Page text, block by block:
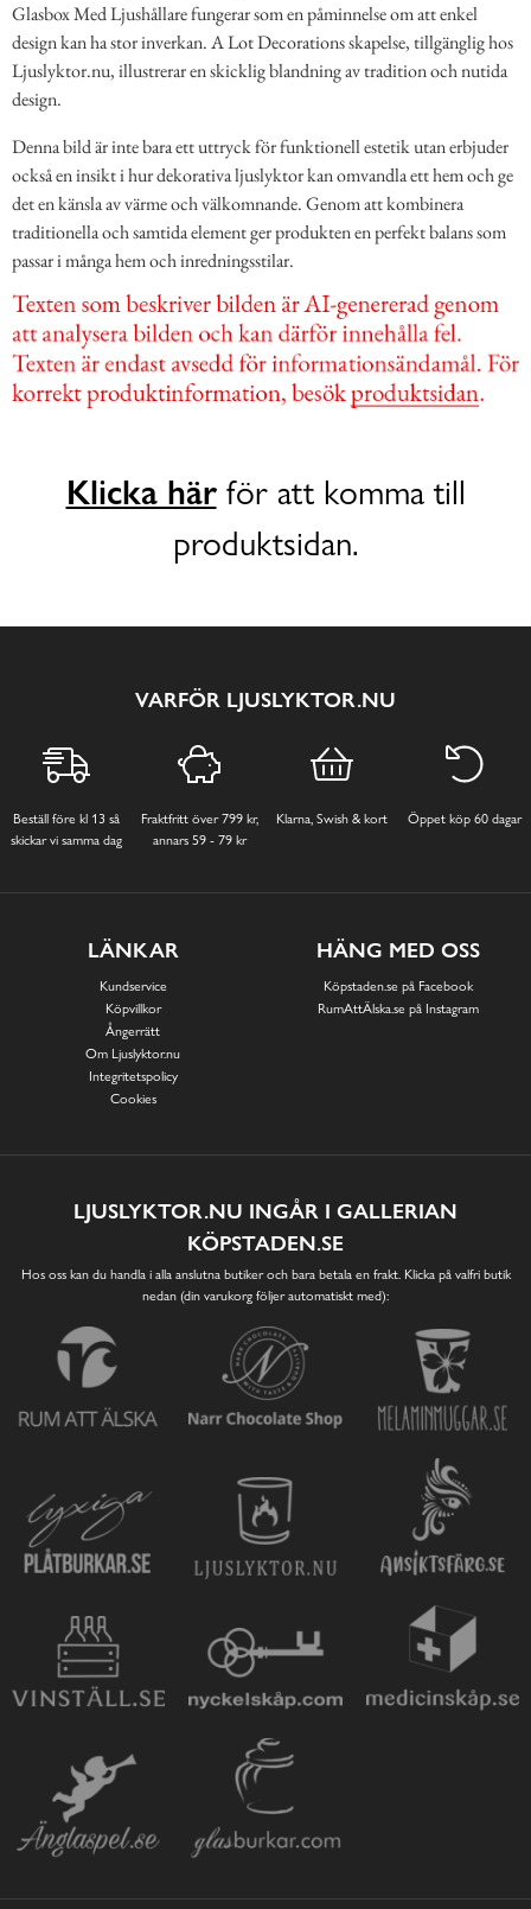
Glasbox Med Ljushållare fungerar som en påminnelse om att enkel
design kan ha stor inverkan. A Lot Decorations skapelse, tillgänglig hos
Ljuslyktor.nu, illustrerar en skicklig blandning av tradition och nutida
design.
Denna bild är inte bara ett uttryck för funktionell estetik utan erbjuder
också en insikt i hur dekorativa ljuslyktor kan omvandla ett hem och ge
det en känsla av värme och välkomnande. Genom att kombinera
traditionella och samtida element ger produkten en perfekt balans som
passar i många hem och inredningsstilar.
Klicka härför att komma till
produktsidan.
VARFÖR LJUSLYKTOR.NU
Beställ före kl 13 så
skickar vi samma dag
Fraktfritt över 799 kr,
annars 59 - 79 kr
Klarna, Swish & kort Öppet köp 60 dagar
LÄNKAR
Kundservice
Köpvillkor
Ångerrätt
Om Ljuslyktor.nu
Integritetspolicy
Cookies
HÄNG MED OSS
Köpstaden.se på Facebook
RumAttÄlska.se på Instagram
LJUSLYKTOR.NU INGÅR I GALLERIAN
KÖPSTADEN.SE
Hos oss kan du handla i alla anslutna butiker och bara betala en frakt. Klicka på valfri butik
nedan (din varukorg följer automatiskt med):